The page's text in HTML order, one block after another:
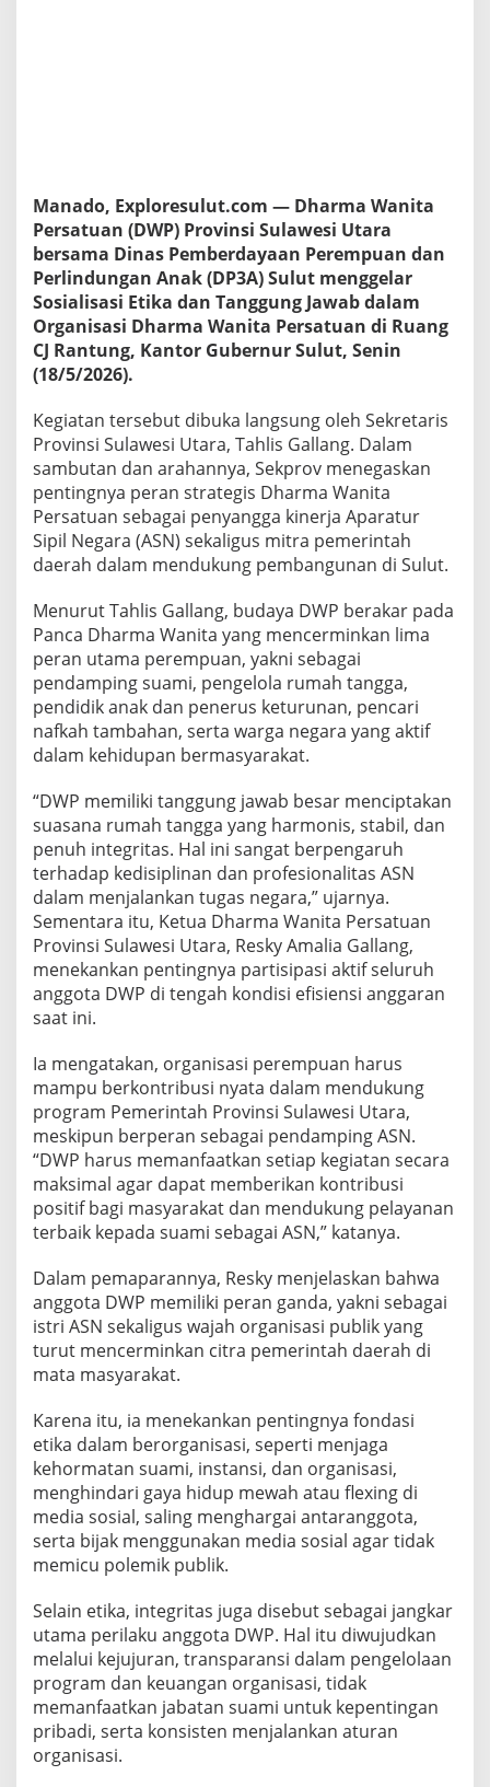
i
S
u
l
u
t
P
r
k
a
t
E
t
i
k
a
O
g
a
n
i
s
a
s
i
Manado, Exploresulut.com — Dharma Wanita
Persatuan (DWP) Provinsi Sulawesi Utara
bersama Dinas Pemberdayaan Perempuan dan
Perlindungan Anak (DP3A) Sulut menggelar
Sosialisasi Etika dan Tanggung Jawab dalam
Organisasi Dharma Wanita Persatuan di Ruang
CJ Rantung, Kantor Gubernur Sulut, Senin
(18/5/2026).
Kegiatan tersebut dibuka langsung oleh Sekretaris
Provinsi Sulawesi Utara, Tahlis Gallang. Dalam
sambutan dan arahannya, Sekprov menegaskan
pentingnya peran strategis Dharma Wanita
Persatuan sebagai penyangga kinerja Aparatur
Sipil Negara (ASN) sekaligus mitra pemerintah
daerah dalam mendukung pembangunan di Sulut.
Menurut Tahlis Gallang, budaya DWP berakar pada
Panca Dharma Wanita yang mencerminkan lima
peran utama perempuan, yakni sebagai
pendamping suami, pengelola rumah tangga,
pendidik anak dan penerus keturunan, pencari
nafkah tambahan, serta warga negara yang aktif
dalam kehidupan bermasyarakat.
“DWP memiliki tanggung jawab besar menciptakan
suasana rumah tangga yang harmonis, stabil, dan
penuh integritas. Hal ini sangat berpengaruh
terhadap kedisiplinan dan profesionalitas ASN
dalam menjalankan tugas negara,” ujarnya.
Sementara itu, Ketua Dharma Wanita Persatuan
Provinsi Sulawesi Utara, Resky Amalia Gallang,
menekankan pentingnya partisipasi aktif seluruh
anggota DWP di tengah kondisi efisiensi anggaran
saat ini.
Ia mengatakan, organisasi perempuan harus
mampu berkontribusi nyata dalam mendukung
program Pemerintah Provinsi Sulawesi Utara,
meskipun berperan sebagai pendamping ASN.
“DWP harus memanfaatkan setiap kegiatan secara
maksimal agar dapat memberikan kontribusi
positif bagi masyarakat dan mendukung pelayanan
terbaik kepada suami sebagai ASN,” katanya.
Dalam pemaparannya, Resky menjelaskan bahwa
anggota DWP memiliki peran ganda, yakni sebagai
istri ASN sekaligus wajah organisasi publik yang
turut mencerminkan citra pemerintah daerah di
mata masyarakat.
Karena itu, ia menekankan pentingnya fondasi
etika dalam berorganisasi, seperti menjaga
kehormatan suami, instansi, dan organisasi,
menghindari gaya hidup mewah atau flexing di
media sosial, saling menghargai antaranggota,
serta bijak menggunakan media sosial agar tidak
memicu polemik publik.
Selain etika, integritas juga disebut sebagai jangkar
utama perilaku anggota DWP. Hal itu diwujudkan
melalui kejujuran, transparansi dalam pengelolaan
program dan keuangan organisasi, tidak
memanfaatkan jabatan suami untuk kepentingan
pribadi, serta konsisten menjalankan aturan
organisasi.